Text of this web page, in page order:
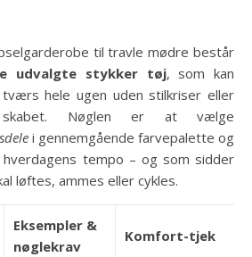
til travle mødre består
udvalgte stykker tøj, som kan
hele ugen uden stilkriser eller
Nøglen er at vælge
i gennemgående farve­palette og
tempo – og som sidder
løftes, ammes eller cykles.
Eksempler &
nøglekrav
Komfort-tjek